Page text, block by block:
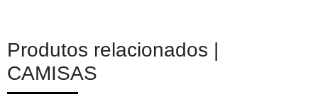
Produtos relacionados |
CAMISAS